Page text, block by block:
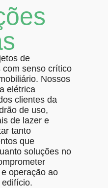
de
com senso crítico
Nossos
elétrica
clientes da
de uso,
de lazer e
tanto
que
soluções no
operação ao
edifício.